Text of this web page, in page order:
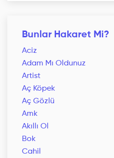
Bunlar Hakaret Mi?
Aciz
Adam Mı Oldunuz
Artist
Aç Köpek
Aç Gözlü
Amk
Akıllı Ol
Bok
Cahil